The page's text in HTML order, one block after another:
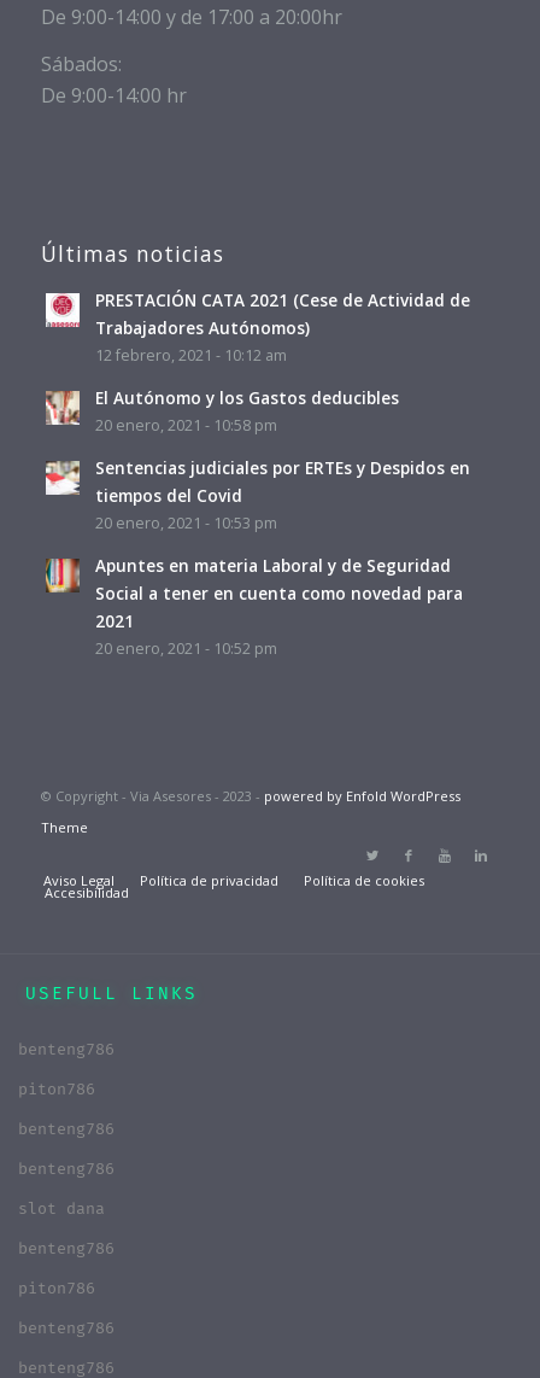
De 9:00-14:00 y de 17:00 a 20:00hr
Sábados:
De 9:00-14:00 hr
Últimas noticias
PRESTACIÓN CATA 2021 (Cese de Actividad de
Trabajadores Autónomos)
12 febrero, 2021 - 10:12 am
El Autónomo y los Gastos deducibles
20 enero, 2021 - 10:58 pm
Sentencias judiciales por ERTEs y Despidos en
tiempos del Covid
20 enero, 2021 - 10:53 pm
Apuntes en materia Laboral y de Seguridad
Social a tener en cuenta como novedad para
2021
20 enero, 2021 - 10:52 pm
© Copyright - Via Asesores - 2023 - powered by Enfold WordPress
Theme
Aviso Legal Política de privacidad Política de cookies
Accesibilidad
USEFULL LINKS
benteng786
piton786
benteng786
benteng786
slot dana
benteng786
piton786
benteng786
benteng786